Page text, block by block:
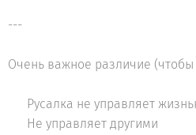
---
Очень важное различие
❌ Русалка не управляет
❌ Не управляет другими